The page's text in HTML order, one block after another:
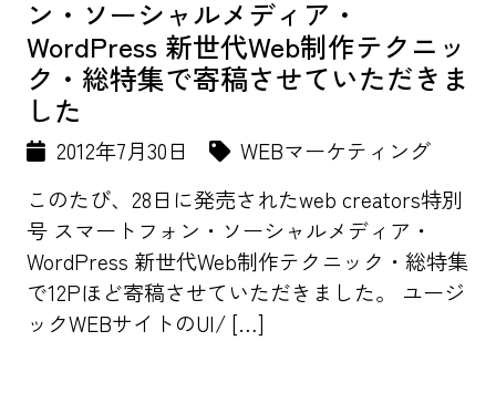
ン・ソーシャルメディア・
WordPress 新世代Web制作テクニッ
ク・総特集で寄稿させていただきま
した
2012年7月30日
WEBマーケティング
このたび、28日に発売されたweb creators特別
号 スマートフォン・ソーシャルメディア・
WordPress 新世代Web制作テクニック・総特集
で12Pほど寄稿させていただきました。 ユージ
ックWEBサイトのUI/ […]